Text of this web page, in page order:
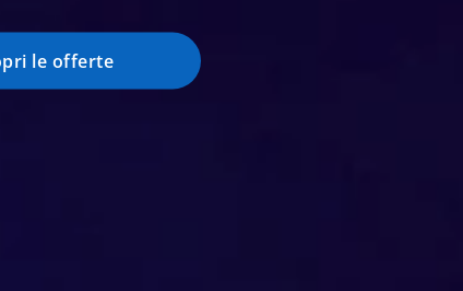
le offerte